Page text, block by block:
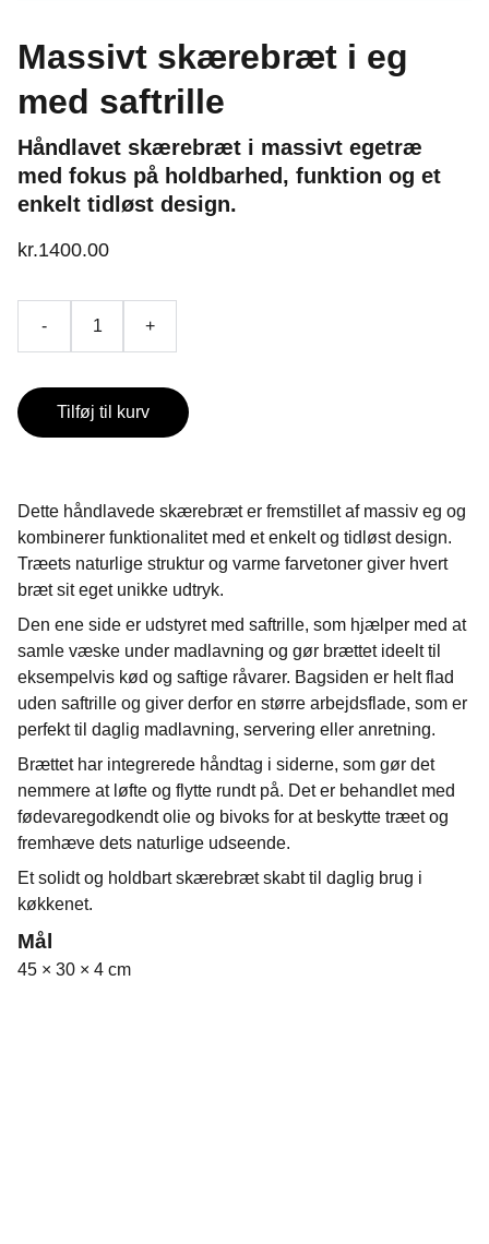
Massivt skærebræt i eg
med saftrille
Håndlavet skærebræt i massivt egetræ
med fokus på holdbarhed, funktion og et
enkelt tidløst design.
kr.1400.00
- +
Tilføj til kurv
Dette håndlavede skærebræt er fremstillet af massiv eg og
kombinerer funktionalitet med et enkelt og tidløst design.
Træets naturlige struktur og varme farvetoner giver hvert
bræt sit eget unikke udtryk.
Den ene side er udstyret med saftrille, som hjælper med at
samle væske under madlavning og gør brættet ideelt til
eksempelvis kød og saftige råvarer. Bagsiden er helt flad
uden saftrille og giver derfor en større arbejdsflade, som er
perfekt til daglig madlavning, servering eller anretning.
Brættet har integrerede håndtag i siderne, som gør det
nemmere at løfte og flytte rundt på. Det er behandlet med
fødevaregodkendt olie og bivoks for at beskytte træet og
fremhæve dets naturlige udseende.
Et solidt og holdbart skærebræt skabt til daglig brug i
køkkenet.
Mål
45 × 30 × 4 cm